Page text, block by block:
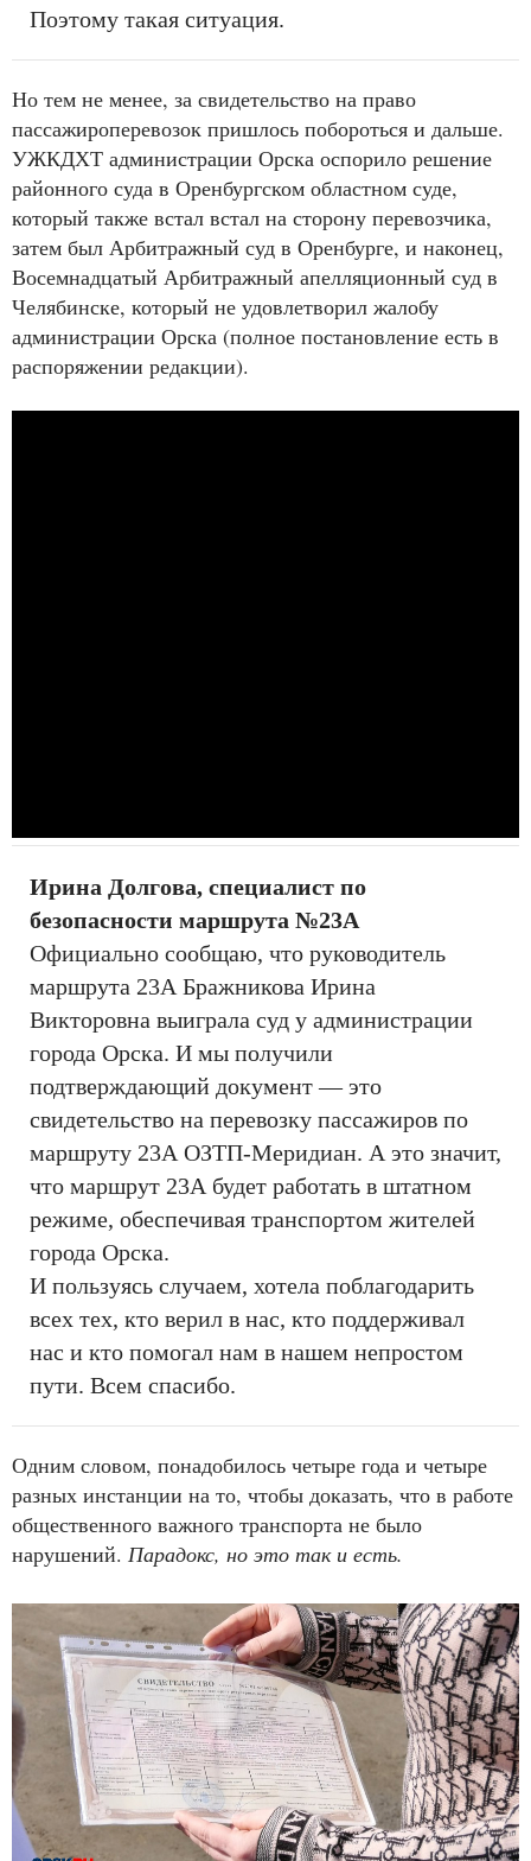
Поэтому такая ситуация.
Но тем не менее, за свидетельство на право
пассажироперевозок пришлось побороться и дальше.
УЖКДХТ администрации Орска оспорило решение
районного суда в Оренбургском областном суде,
который также встал встал на сторону перевозчика,
затем был Арбитражный суд в Оренбурге, и наконец,
Восемнадцатый Арбитражный апелляционный суд в
Челябинске, который не удовлетворил жалобу
администрации Орска (полное постановление есть в
распоряжении редакции).
Ирина Долгова, специалист по
безопасности маршрута №23А
Официально сообщаю, что руководитель
маршрута 23А Бражникова Ирина
Викторовна выиграла суд у администрации
города Орска. И мы получили
подтверждающий документ — это
свидетельство на перевозку пассажиров по
маршруту 23А ОЗТП-Меридиан. А это значит,
что маршрут 23А будет работать в штатном
режиме, обеспечивая транспортом жителей
города Орска.
И пользуясь случаем, хотела поблагодарить
всех тех, кто верил в нас, кто поддерживал
нас и кто помогал нам в нашем непростом
пути. Всем спасибо.
Одним словом, понадобилось четыре года и четыре
разных инстанции на то, чтобы доказать, что в работе
общественного важного транспорта не было
нарушений. Парадокс, но это так и есть.